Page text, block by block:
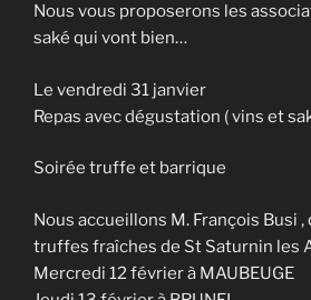
Nous vous proposerons les
saké qui vont bien…
Le vendredi 31 janvier
Repas avec dégustation ( vins et
Soirée truffe et barrique
Nous accueillons M. François Busi
truffes fraîches de St Saturnin les
Mercredi 12 février à MAUBEUGE